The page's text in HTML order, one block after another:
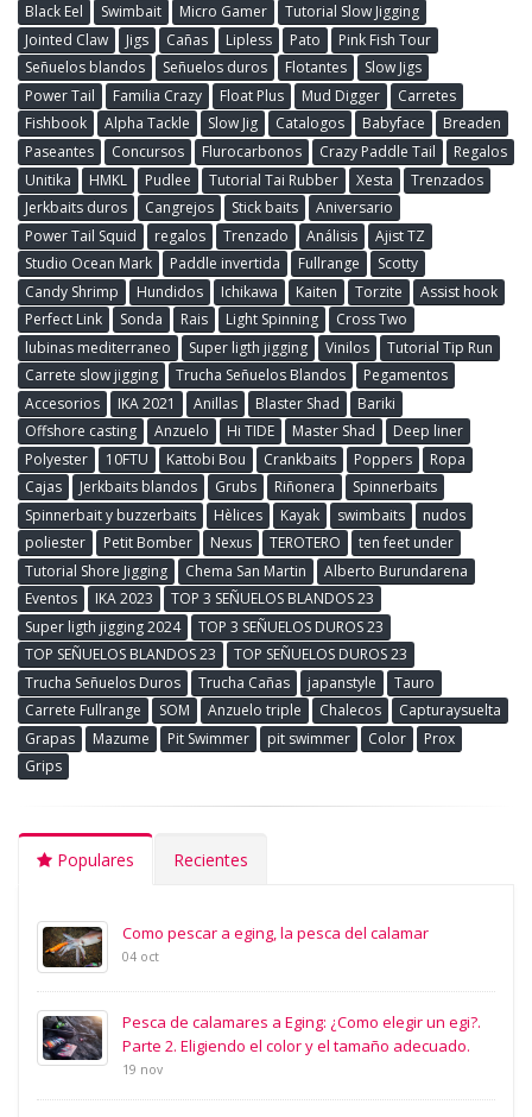
Black Eel
Swimbait Micro Gamer
Tutorial Slow Jigging
Jointed Claw
Jigs Cañas Lipless Pato
Pink Fish Tour
Señuelos blandos
Señuelos duros Flotantes
Slow Jigs
Power Tail
Familia Crazy Float Plus Mud Digger
Carretes
Fishbook
Alpha Tackle Slow Jig Catalogos Babyface
Breaden
Paseantes
Concursos Flurocarbonos Crazy Paddle Tail
Regalos
Unitika
HMKL Pudlee Tutorial Tai Rubber Xesta
Trenzados
Jerkbaits duros
Cangrejos Stick baits
Aniversario
Power Tail Squid
regalos Trenzado Análisis
Ajist TZ
Studio Ocean Mark
Paddle invertida Fullrange
Scotty
Candy Shrimp
Hundidos Ichikawa Kaiten Torzite
Assist hook
Perfect Link
Sonda Rais Light Spinning
Cross Two
lubinas mediterraneo
Super ligth jigging Vinilos
Tutorial Tip Run
Carrete slow jigging
Trucha Señuelos Blandos
Pegamentos
Accesorios
IKA 2021 Anillas Blaster Shad
Bariki
Offshore casting
Anzuelo Hi TIDE Master Shad
Deep liner
Polyester
10FTU Kattobi Bou Crankbaits Poppers
Ropa
Cajas
Jerkbaits blandos Grubs Riñonera
Spinnerbaits
Spinnerbait y buzzerbaits
Hèlices Kayak swimbaits
nudos
poliester
Petit Bomber Nexus TEROTERO
ten feet under
Tutorial Shore Jigging
Chema San Martin
Alberto Burundarena
Eventos
IKA 2023
TOP 3 SEÑUELOS BLANDOS 23
Super ligth jigging 2024
TOP 3 SEÑUELOS DUROS 23
TOP SEÑUELOS BLANDOS 23
TOP SEÑUELOS DUROS 23
Trucha Señuelos Duros
Trucha Cañas japanstyle
Tauro
Carrete Fullrange
SOM Anzuelo triple Chalecos
Capturaysuelta
Grapas
Mazume Pit Swimmer pit swimmer Color
Prox
Grips
Populares Recientes
Como pescar a eging, la pesca del calamar
04 oct
Pesca de calamares a Eging: ¿Como elegir un egi?.
Parte 2. Eligiendo el color y el tamaño adecuado.
19 nov